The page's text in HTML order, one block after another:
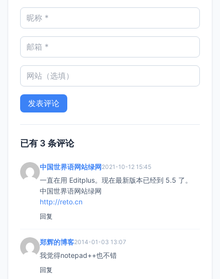
已有 3 条评论
中国世界语网站绿网2021-10-12 15:45
一直在用 Editplus。现在最新版本已经到 5.5 了。
中国世界语网站绿网
http://reto.cn
回复
郑辉的博客2014-01-03 13:07
我觉得notepad++也不错
回复